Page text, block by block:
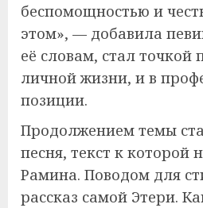
беспомощностью и
этом», — добавила
её словам, стал точкой
личной жизни, и в
позиции.
Продолжением темы
песня, текст к которой
Рамина. Поводом для
рассказ самой Этери.